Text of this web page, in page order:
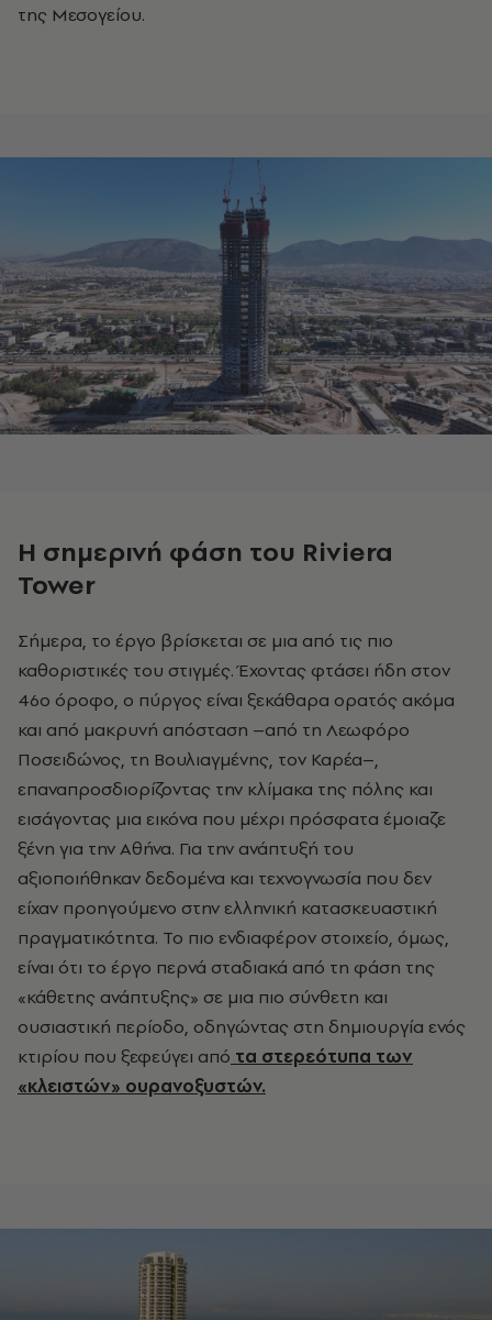
της Μεσογείου.
Η σημερινή φάση του Riviera
Tower
Σήμερα, το έργο βρίσκεται σε μια από τις πιο
καθοριστικές του στιγμές. Έχοντας φτάσει ήδη στον
46ο όροφο, ο πύργος είναι ξεκάθαρα ορατός ακόμα
και από μακρυνή απόσταση –από τη Λεωφόρο
Ποσειδώνος, τη Βουλιαγμένης, τον Καρέα–,
επαναπροσδιορίζοντας την κλίμακα της πόλης και
εισάγοντας μια εικόνα που μέχρι πρόσφατα έμοιαζε
ξένη για την Αθήνα. Για την ανάπτυξή του
αξιοποιήθηκαν δεδομένα και τεχνογνωσία που δεν
είχαν προηγούμενο στην ελληνική κατασκευαστική
πραγματικότητα. Το πιο ενδιαφέρον στοιχείο, όμως,
είναι ότι το έργο περνά σταδιακά από τη φάση της
«κάθετης ανάπτυξης» σε μια πιο σύνθετη και
ουσιαστική περίοδο, οδηγώντας στη δημιουργία ενός
κτιρίου που ξεφεύγει από τα στερεότυπα των
«κλειστών» ουρανοξυστών.